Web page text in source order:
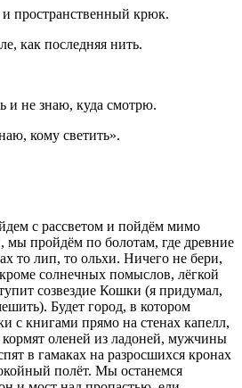
пространственный крюк.
как последняя нить.
и не знаю, куда смотрю.
кому светить».
с рассветом и пойдём мимо
мы пройдём по болотам, где древние
то лип, то ольхи. Ничего не бери,
солнечных помыслов, лёгкой
созвездие Кошки (я придумал,
Будет город, в котором
с книгами прямо на стенах капелл,
кормят оленей из ладоней, мужчины
в гамаках на разросшихся кронах
полёт. Мы останемся